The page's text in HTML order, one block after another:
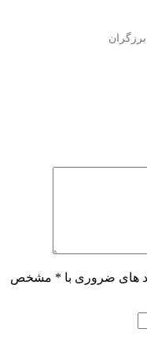
های ضروری با * مشخص